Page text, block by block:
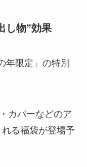
し物”効果
年限定」の特別
カバーなどのア
る福袋が登場予